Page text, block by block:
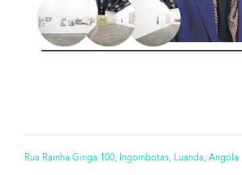
Rua Rainha Ginga 100, Ingombotas, Luanda, Angola